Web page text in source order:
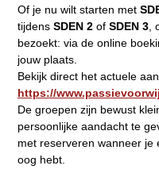
Of je nu wilt starten met
tijdens SDEN 2 of SDEN 3,
bezoekt: via de online
jouw plaats.
Bekijk direct het actuele
https://
De groepen zijn bewust
persoonlijke aandacht te
met reserveren wanneer je
oog hebt.